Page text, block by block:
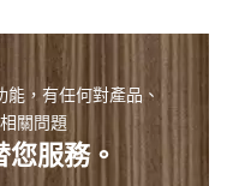
，有任何對產品、
關問題
服務。